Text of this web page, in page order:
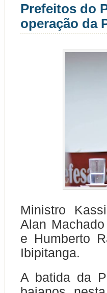
Prefeitos do
operação da
Ministro
Alan
e Humberto
Ibipitanga.
A batida da